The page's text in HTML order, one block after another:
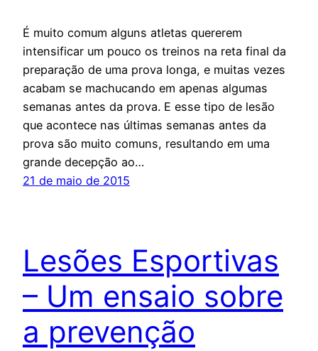
É muito comum alguns atletas quererem
intensificar um pouco os treinos na reta final da
preparação de uma prova longa, e muitas vezes
acabam se machucando em apenas algumas
semanas antes da prova. E esse tipo de lesão
que acontece nas últimas semanas antes da
prova são muito comuns, resultando em uma
grande decepção ao…
21 de maio de 2015
Lesões Esportivas
– Um ensaio sobre
a prevenção